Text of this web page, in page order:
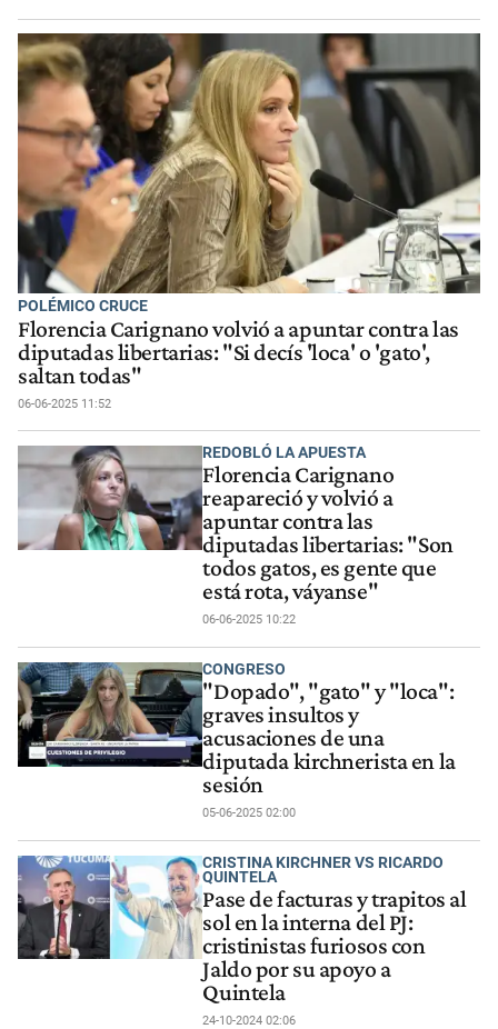
POLÉMICO CRUCE
Florencia Carignano volvió a apuntar contra las
diputadas libertarias: "Si decís 'loca' o 'gato',
saltan todas"
06-06-2025 11:52
REDOBLÓ LA APUESTA
Florencia Carignano
reapareció y volvió a
apuntar contra las
diputadas libertarias: "Son
todos gatos, es gente que
está rota, váyanse"
06-06-2025 10:22
CONGRESO
"Dopado", "gato" y "loca":
graves insultos y
acusaciones de una
diputada kirchnerista en la
sesión
05-06-2025 02:00
CRISTINA KIRCHNER VS RICARDO
QUINTELA
Pase de facturas y trapitos al
sol en la interna del PJ:
cristinistas furiosos con
Jaldo por su apoyo a
Quintela
24-10-2024 02:06